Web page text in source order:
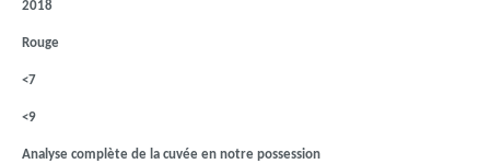
2018
Rouge
<7
<9
Analyse complète de la cuvée en notre possession